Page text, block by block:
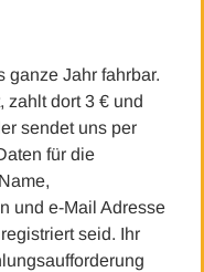
ganze Jahr fahrbar.
zahlt dort 3 € und
sendet uns per
für die
und e-Mail Adresse
seid. Ihr